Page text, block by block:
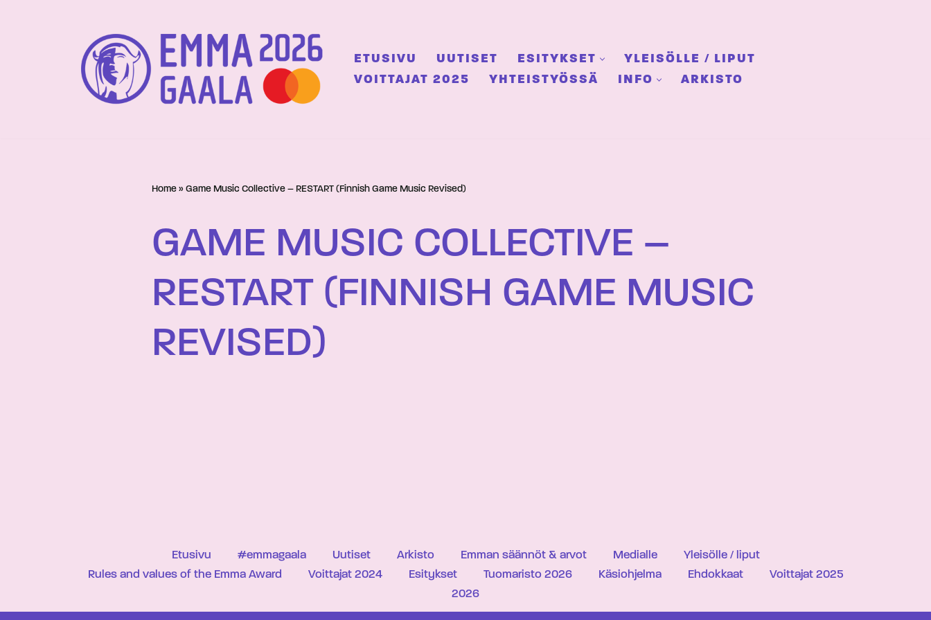
ETUSIVU UUTISET ESITYKSET
YLEISÖLLE / LIPUT
VOITTAJAT 2025
YHTEISTYÖSSÄ INFO ARKISTO
Home » Game Music Collective – RESTART (Finnish Game Music Revised)
GAME MUSIC COLLECTIVE –
RESTART (FINNISH GAME MUSIC
REVISED)
Etusivu #emmagaala Uutiset Arkisto Emman säännöt & arvot Medialle
Yleisölle / liput
Rules and values of the Emma Award
Voittajat 2024 Esitykset Tuomaristo 2026 Käsiohjelma Ehdokkaat
Voittajat 2025
2026